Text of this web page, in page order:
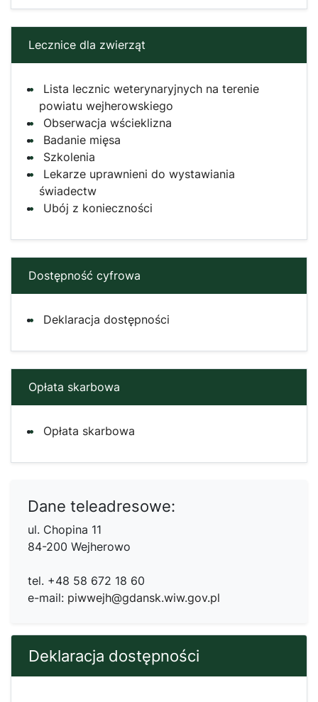
Lecznice dla zwierząt
Lista lecznic weterynaryjnych na terenie
powiatu wejherowskiego
Obserwacja wścieklizna
Badanie mięsa
Szkolenia
Lekarze uprawnieni do wystawiania
świadectw
Ubój z konieczności
Dostępność cyfrowa
Deklaracja dostępności
Opłata skarbowa
Opłata skarbowa
Dane teleadresowe:
ul. Chopina 11
84-200 Wejherowo
tel. +48 58 672 18 60
e-mail: piwwejh@gdansk.wiw.gov.pl
Deklaracja dostępności